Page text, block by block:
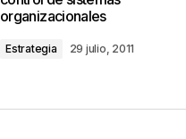
organizacionales
Estrategia 29 julio, 2011